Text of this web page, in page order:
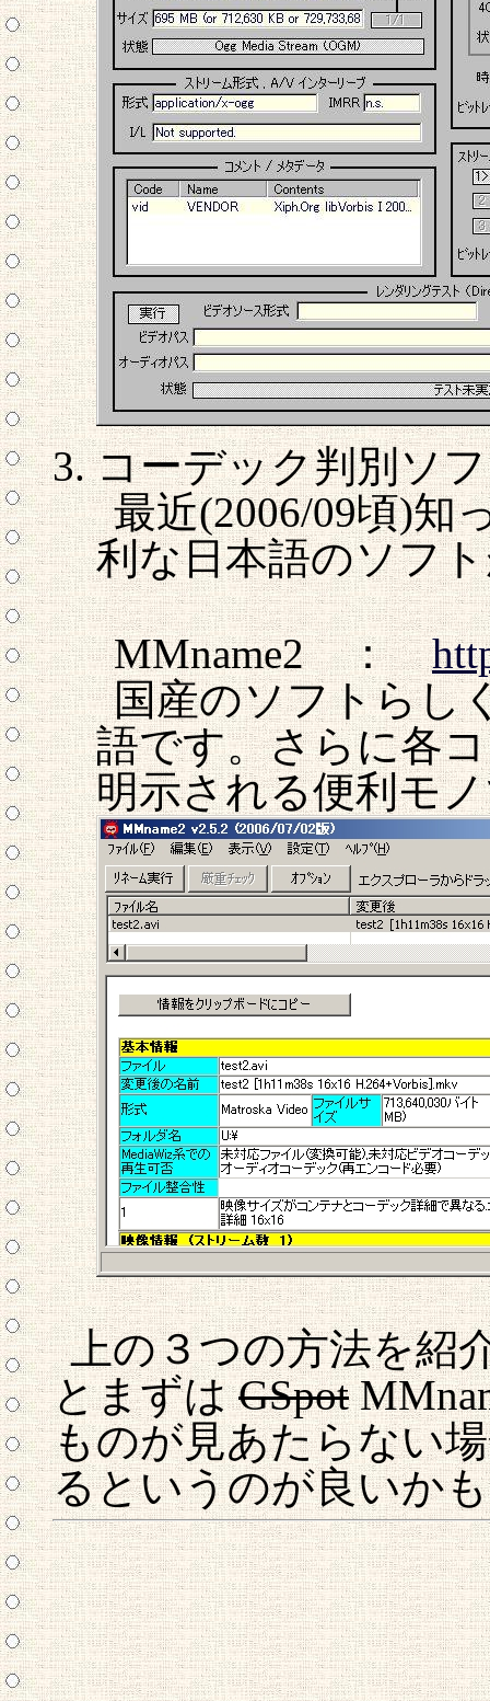
コーデック判別ソ
最近(2006/09頃)知
利な日本語のソフ
MMname2 ：
国産のソフトらし
語です。さらに各
明示される便利モ
上の３つの方法を紹
とまずはGSpot
ものが見あたらない
るというのが良いか